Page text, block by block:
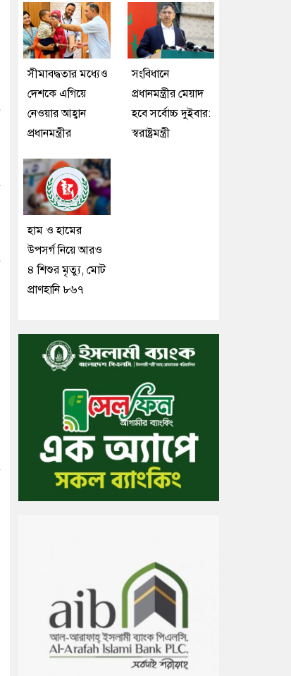
সীমাবদ্ধতার মধ্যেও
দেশকে এগিয়ে
নেওয়ার আহ্বান
প্রধানমন্ত্রীর
সংবিধানে
প্রধানমন্ত্রীর মেয়াদ
হবে সর্বোচ্চ দুইবার:
স্বরাষ্ট্রমন্ত্রী
হাম ও হামের
উপসর্গ নিয়ে আরও
৪ শিশুর মৃত্যু, মোট
প্রাণহানি ৮৬৭